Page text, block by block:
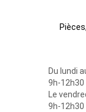
Du lundi
9h-
Le
9h-